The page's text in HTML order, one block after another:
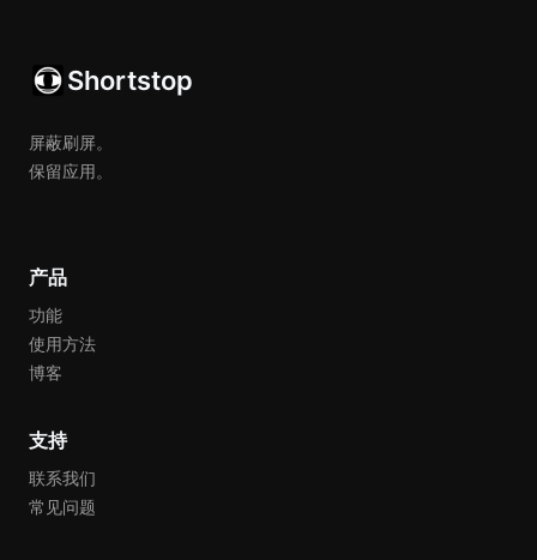
Shortstop
屏蔽刷屏。
保留应用。
产品
功能
使用方法
博客
支持
联系我们
常见问题